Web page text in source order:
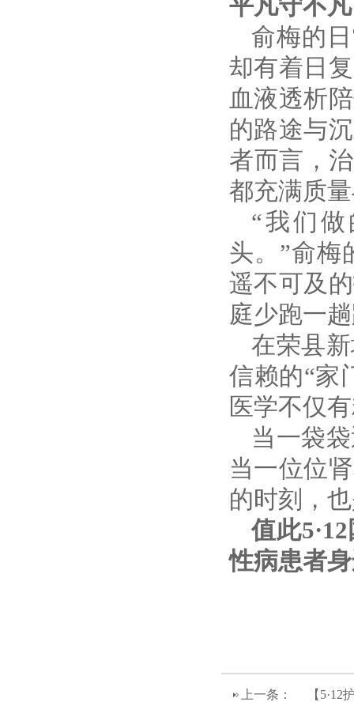
平凡守不
俞梅的
却有着日
血液透析
的路途与
者而言，
都充满质
“我们
头。”俞梅
遥不可及
庭少跑一
在荣县
信赖的“家
医学不仅
当一袋
当一位位
的时刻，
值此
性病患者
上一条：